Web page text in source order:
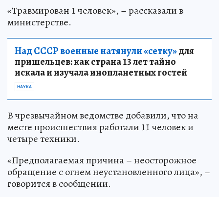
«Травмирован 1 человек», – рассказали в
министерстве.
Над СССР военные натянули «сетку»для
пришельцев: как страна 13 лет тайно
искала и изучала инопланетных гостей
НАУКА
В чрезвычайном ведомстве добавили, что на
месте происшествия работали 11 человек и
четыре техники.
«Предполагаемая причина – неосторожное
обращение с огнем неустановленного лица», –
говорится в сообщении.